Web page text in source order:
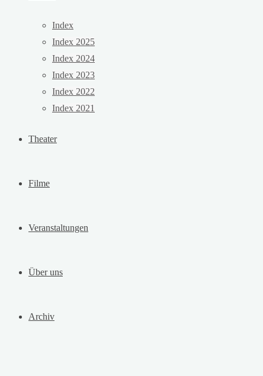
Index
Index 2025
Index 2024
Index 2023
Index 2022
Index 2021
Theater
Filme
Veranstaltungen
Über uns
Archiv